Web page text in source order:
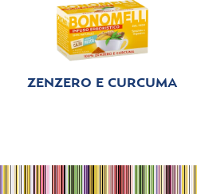
ZENZERO E CURCUMA